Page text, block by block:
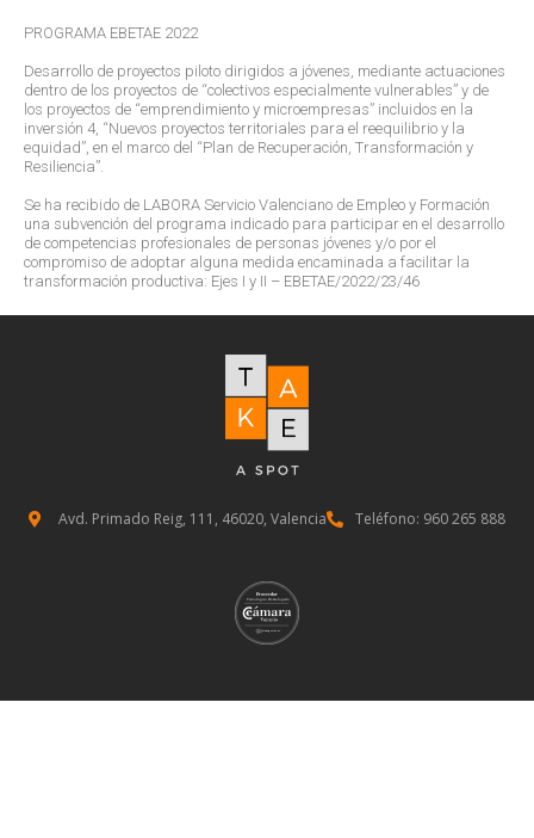
PROGRAMA EBETAE 2022
Desarrollo de proyectos piloto dirigidos a jóvenes, mediante actuaciones
dentro de los proyectos de “colectivos especialmente vulnerables” y de
los proyectos de “emprendimiento y microempresas” incluidos en la
inversión 4, “Nuevos proyectos territoriales para el reequilibrio y la
equidad”, en el marco del “Plan de Recuperación, Transformación y
Resiliencia”.
Se ha recibido de LABORA Servicio Valenciano de Empleo y Formación
una subvención del programa indicado para participar en el desarrollo
de competencias profesionales de personas jóvenes y/o por el
compromiso de adoptar alguna medida encaminada a facilitar la
transformación productiva: Ejes I y II – EBETAE/2022/23/46
Avd. Primado Reig, 111, 46020, Valencia Teléfono: 960 265 888